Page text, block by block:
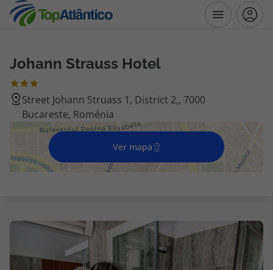
Destinos
Voos
Hotéis
Voos + Hotel
Disneyland ® Paris
Escapadinhas
Johann Strauss Hotel
Street Johann Struass 1, District 2,, 7000
Bucareste, Roménia
Ver mapa